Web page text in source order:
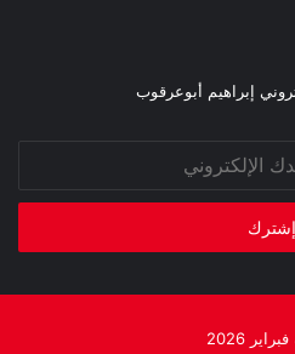
إبراهيم أبوعرقوب
2026